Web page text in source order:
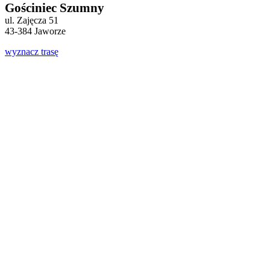
Gościniec Szumny
ul. Zajęcza 51
43-384 Jaworze
wyznacz trasę